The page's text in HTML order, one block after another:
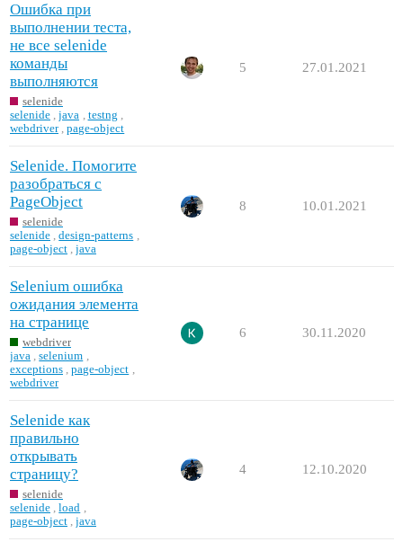
Ошибка при
выполнении теста,
не все selenide
команды
выполняются
selenide
selenide ,java testng
webdriver ,page-object
5 27.01.2021
Selenide. Помогите
разобраться с
PageObject
selenide
selenide ,design-patterns
page-object ,java
8 10.01.2021
Selenium ошибка
ожидания элемента
на странице
webdriver
java
,selenium
exceptions ,page-object
webdriver
6 30.11.2020
Selenide как
правильно
открывать
страницу?
selenide
selenide ,load
page-object ,java
4 12.10.2020